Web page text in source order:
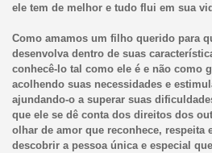
ele tem de melhor e tudo flui em sua
Como amamos um filho querido para
desenvolva dentro de suas
conhecê-lo tal como ele é e não como
acolhendo suas necessidades e
ajundando-o a superar suas
que ele se dê conta dos direitos dos
olhar de amor que reconhece, respeita
descobrir a pessoa única e especial